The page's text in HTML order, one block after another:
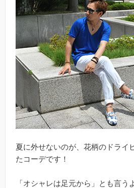
夏に外せないのが、花柄のドライ
たコーデです！
「オシャレは足元から」とも言う